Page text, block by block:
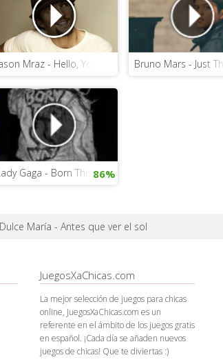
Mraz - Hello, You Beautiful ThingBruno Mars - Just
Gaga - Born This Way
86%
Dulce María - Antes que ver el sol
JuegosXaChicas.com
La mejor selección de juegos para chicas
online, JuegosXaChicas.com es un
referente en el ámbito de los juegos gratis
en español. ¡Cada día se añaden nuevos
juegos de chicas! Que te diviertas :)